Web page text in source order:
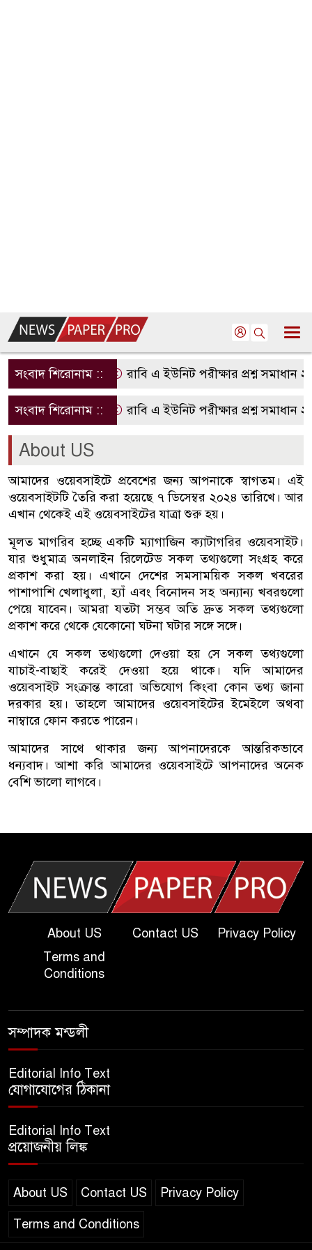
সংবাদ শিরোনাম :: রাবি এ ইউনিট পরীক্ষার প্রশ্ন
সংবাদ শিরোনাম :: রাবি এ ইউনিট পরীক্ষার প্রশ্ন
About US
আমাদের ওয়েবসাইটে প্রবেশের জন্য আপনাকে স্বাগতম। এই
ওয়েবসাইটটি তৈরি করা হয়েছে ৭ ডিসেম্বর ২০২৪ তারিখে। আর
এখান থেকেই এই ওয়েবসাইটের যাত্রা শুরু হয়।
মূলত মাগরিব হচ্ছে একটি ম্যাগাজিন ক্যাটাগরির ওয়েবসাইট।
যার শুধুমাত্র অনলাইন রিলেটেড সকল তথ্যগুলো সংগ্রহ করে
প্রকাশ করা হয়। এখানে দেশের সমসাময়িক সকল খবরের
পাশাপাশি খেলাধুলা, হ্যাঁ এবং বিনোদন সহ অন্যান্য খবরগুলো
পেয়ে যাবেন। আমরা যতটা সম্ভব অতি দ্রুত সকল তথ্যগুলো
প্রকাশ করে থেকে যেকোনো ঘটনা ঘটার সঙ্গে সঙ্গে।
এখানে যে সকল তথ্যগুলো দেওয়া হয় সে সকল তথ্যগুলো
যাচাই-বাছাই করেই দেওয়া হয়ে থাকে। যদি আমাদের
ওয়েবসাইট সংক্রান্ত কারো অভিযোগ কিংবা কোন তথ্য জানা
দরকার হয়। তাহলে আমাদের ওয়েবসাইটের ইমেইলে অথবা
নাম্বারে ফোন করতে পারেন।
আমাদের সাথে থাকার জন্য আপনাদেরকে আন্তরিকভাবে
ধন্যবাদ। আশা করি আমাদের ওয়েবসাইটে আপনাদের অনেক
বেশি ভালো লাগবে।
About US Contact US
Privacy Policy
Terms and
Conditions
সম্পাদক মন্ডলী
Editorial Info Text
যোগাযোগের ঠিকানা
Editorial Info Text
প্রয়োজনীয় লিঙ্ক
About US Contact US Privacy Policy
Terms and Conditions